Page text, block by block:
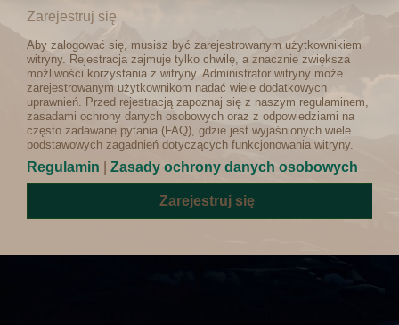
Zarejestruj się
Aby zalogować się, musisz być zarejestrowanym użytkownikiem
witryny. Rejestracja zajmuje tylko chwilę, a znacznie zwiększa
możliwości korzystania z witryny. Administrator witryny może
zarejestrowanym użytkownikom nadać wiele dodatkowych
uprawnień. Przed rejestracją zapoznaj się z naszym regulaminem,
zasadami ochrony danych osobowych oraz z odpowiedziami na
często zadawane pytania (FAQ), gdzie jest wyjaśnionych wiele
podstawowych zagadnień dotyczących funkcjonowania witryny.
Regulamin Zasady ochrony danych osobowych
Zarejestruj się